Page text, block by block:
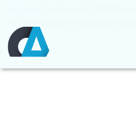
Centro ALGORITMI